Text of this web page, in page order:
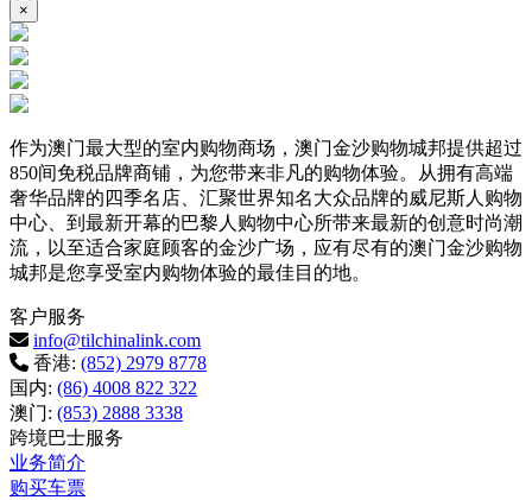
×
作为澳门最大型的室内购物商场，澳门金沙购物城邦提供超过
850间免税品牌商铺，为您带来非凡的购物体验。从拥有高端
奢华品牌的四季名店、汇聚世界知名大众品牌的威尼斯人购物
中心、到最新开幕的巴黎人购物中心所带来最新的创意时尚潮
流，以至适合家庭顾客的金沙广场，应有尽有的澳门金沙购物
城邦是您享受室内购物体验的最佳目的地。
客户服务
info@tilchinalink.com
香港: (852) 2979 8778
国内: (86) 4008 822 322
澳门: (853) 2888 3338
跨境巴士服务
业务简介
购买车票